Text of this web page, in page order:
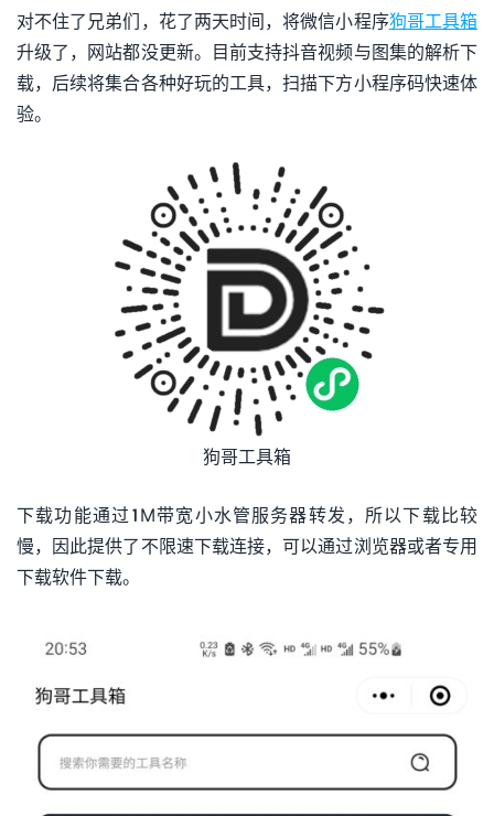
对不住了兄弟们，花了两天时间，将微信小程序狗哥工具箱
升级了，网站都没更新。目前支持抖音视频与图集的解析下
载，后续将集合各种好玩的工具，扫描下方小程序码快速体
验。
狗哥工具箱
下载功能通过1M带宽小水管服务器转发，所以下载比较
慢，因此提供了不限速下载连接，可以通过浏览器或者专用
下载软件下载。